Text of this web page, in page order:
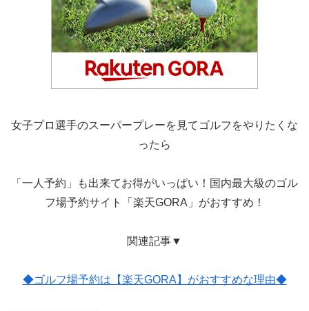
女子プロ選手のスーパープレーを見てゴルフをやりたくな
ったら
「一人予約」も出来てお得がいっぱい！国内最大級のゴル
フ場予約サイト「楽天GORA」がおすすめ！
関連記事▼
◆ゴルフ場予約は【楽天GORA】がおすすめな理由◆